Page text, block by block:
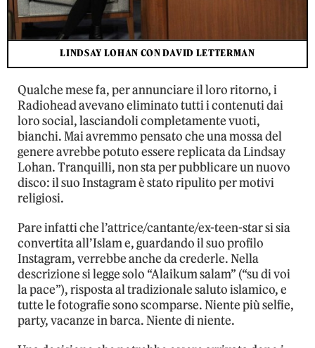
LINDSAY LOHAN CON DAVID LETTERMAN
Qualche mese fa, per annunciare il loro ritorno, i
Radiohead avevano eliminato tutti i contenuti dai
loro social, lasciandoli completamente vuoti,
bianchi. Mai avremmo pensato che una mossa del
genere avrebbe potuto essere replicata da Lindsay
Lohan. Tranquilli, non sta per pubblicare un nuovo
disco: il suo Instagram è stato ripulito per motivi
religiosi.
Pare infatti che l’attrice/cantante/ex-teen-star si sia
convertita all’Islam e, guardando il suo profilo
Instagram, verrebbe anche da crederle. Nella
descrizione si legge solo “Alaikum salam” (“su di voi
la pace”), risposta al tradizionale saluto islamico, e
tutte le fotografie sono scomparse. Niente più selfie,
party, vacanze in barca. Niente di niente.